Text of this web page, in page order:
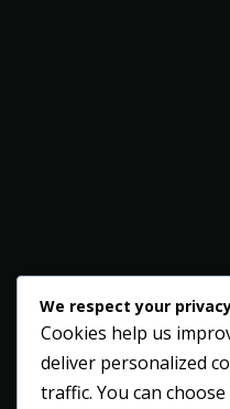
We respect your
Cookies help us
deliver personalized
traffic. You can